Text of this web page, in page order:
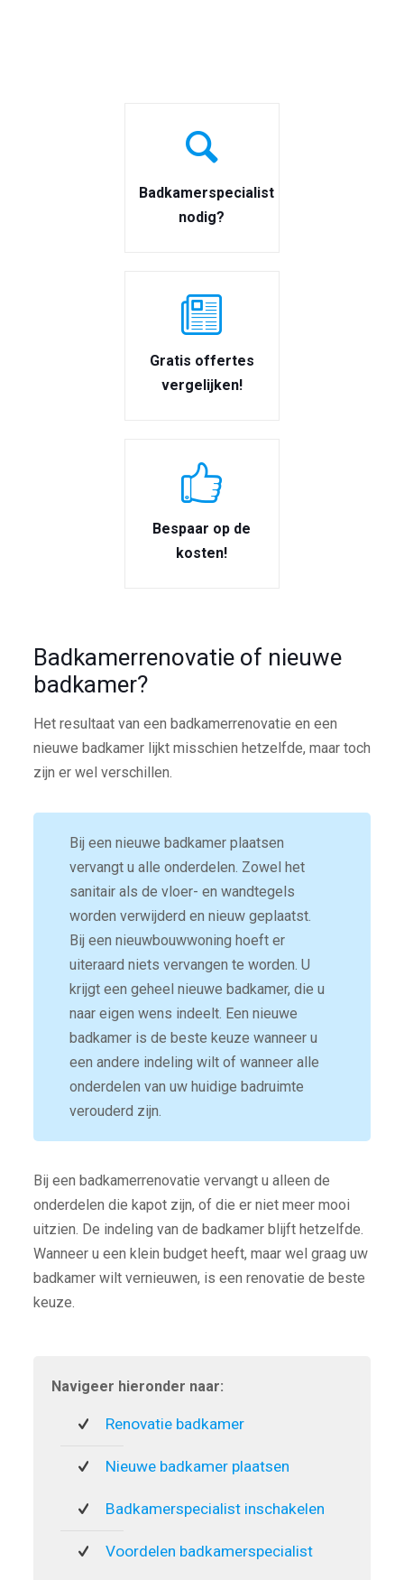
Badkamerspecialist
nodig?
Gratis offertes
vergelijken!
Bespaar op de
kosten!
Badkamerrenovatie of nieuwe
badkamer?
Het resultaat van een badkamerrenovatie en een
nieuwe badkamer lijkt misschien hetzelfde, maar toch
zijn er wel verschillen.
Bij een nieuwe badkamer plaatsen
vervangt u alle onderdelen. Zowel het
sanitair als de vloer- en wandtegels
worden verwijderd en nieuw geplaatst.
Bij een nieuwbouwwoning hoeft er
uiteraard niets vervangen te worden. U
krijgt een geheel nieuwe badkamer, die u
naar eigen wens indeelt. Een nieuwe
badkamer is de beste keuze wanneer u
een andere indeling wilt of wanneer alle
onderdelen van uw huidige badruimte
verouderd zijn.
Bij een badkamerrenovatie vervangt u alleen de
onderdelen die kapot zijn, of die er niet meer mooi
uitzien. De indeling van de badkamer blijft hetzelfde.
Wanneer u een klein budget heeft, maar wel graag uw
badkamer wilt vernieuwen, is een renovatie de beste
keuze.
Navigeer hieronder naar:
Renovatie badkamer
Nieuwe badkamer plaatsen
Badkamerspecialist inschakelen
Voordelen badkamerspecialist